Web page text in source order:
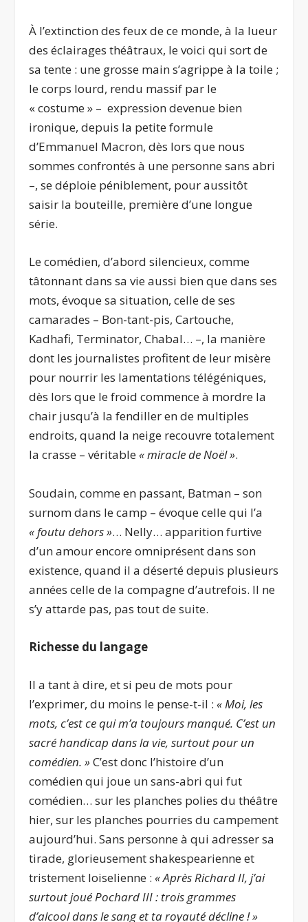
À l’extinction des feux de ce monde, à la lueur
des éclairages théâtraux, le voici qui sort de
sa tente : une grosse main s’agrippe à la toile ;
le corps lourd, rendu massif par le
« costume » – expression devenue bien
ironique, depuis la petite formule
d’Emmanuel Macron, dès lors que nous
sommes confrontés à une personne sans abri
–, se déploie péniblement, pour aussitôt
saisir la bouteille, première d’une longue
série.
Le comédien, d’abord silencieux, comme
tâtonnant dans sa vie aussi bien que dans ses
mots, évoque sa situation, celle de ses
camarades – Bon-tant-pis, Cartouche,
Kadhafi, Terminator, Chabal… –, la manière
dont les journalistes profitent de leur misère
pour nourrir les lamentations télégéniques,
dès lors que le froid commence à mordre la
chair jusqu’à la fendiller en de multiples
endroits, quand la neige recouvre totalement
la crasse – véritable« miracle de Noël ».
Soudain, comme en passant, Batman – son
surnom dans le camp – évoque celle qui l’a
« foutu dehors »… Nelly… apparition furtive
d’un amour encore omniprésent dans son
existence, quand il a déserté depuis plusieurs
années celle de la compagne d’autrefois. Il ne
s’y attarde pas, pas tout de suite.
Richesse du langage
Il a tant à dire, et si peu de mots pour
l’exprimer, du moins le pense-t-il :« Moi, les
mots, c’est ce qui m’a toujours manqué. C’est un
sacré handicap dans la vie, surtout pour un
comédien. »C’est donc l’histoire d’un
comédien qui joue un sans-abri qui fut
comédien… sur les planches polies du théâtre
hier, sur les planches pourries du campement
aujourd’hui. Sans personne à qui adresser sa
tirade, glorieusement shakespearienne et
tristement loiselienne :« Après Richard II, j’ai
surtout joué Pochard III : trois grammes
d’alcool dans le sang et ta royauté décline ! »